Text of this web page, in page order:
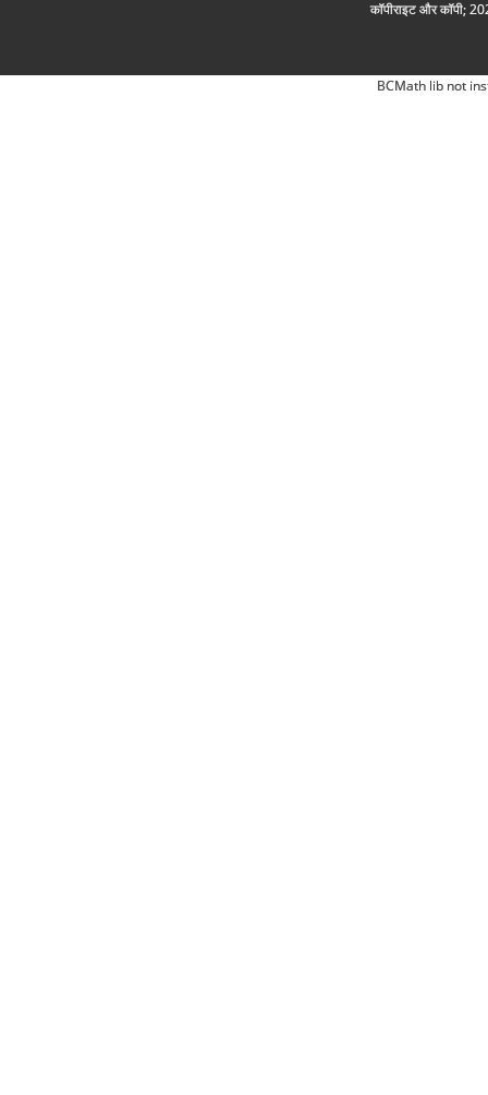
कॉपीराइट और कॉपी;
BCMath lib not